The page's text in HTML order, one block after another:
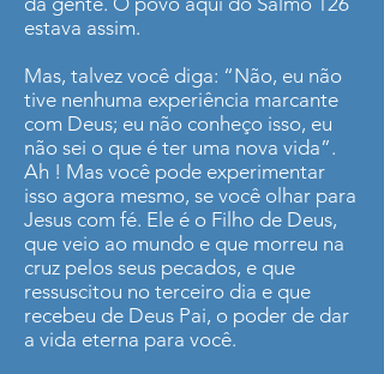
estava assim.
Mas, talvez você diga: “Não, eu não
tive nenhuma experiência marcante
com Deus; eu não conheço isso, eu
não sei o que é ter uma nova vida”.
Ah ! Mas você pode experimentar
isso agora mesmo, se você olhar para
Jesus com fé. Ele é o Filho de Deus,
que veio ao mundo e que morreu na
cruz pelos seus pecados, e que
ressuscitou no terceiro dia e que
recebeu de Deus Pai, o poder de dar
a vida eterna para você.